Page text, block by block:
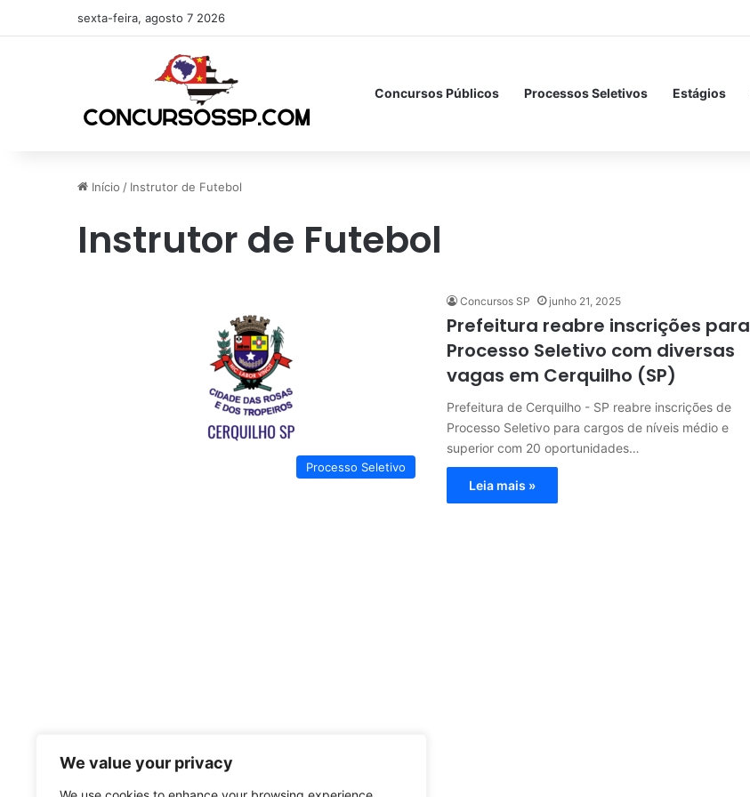
We value your privacy
sexta-feira, agosto 7 2026
Concursos Públicos Processos Seletivos Estágios
Início / Instrutor de Futebol
Instrutor de Futebol
Processo Seletivo
Concursos SP junho 21, 2025
Prefeitura reabre inscrições para
Processo Seletivo com diversas
vagas em Cerquilho (SP)
Prefeitura de Cerquilho - SP reabre inscrições de
Processo Seletivo para cargos de níveis médio e
superior com 20 oportunidades…
Leia mais »